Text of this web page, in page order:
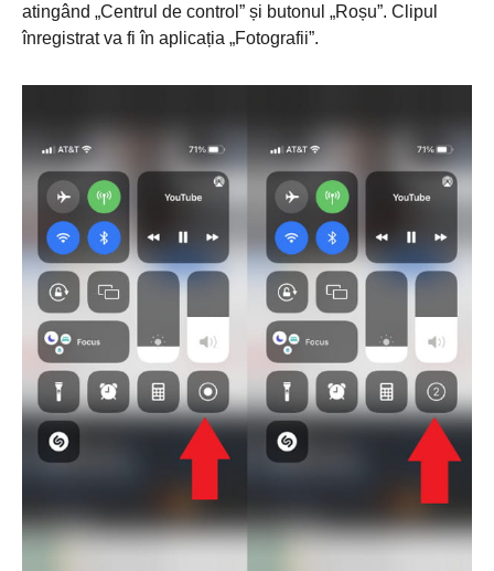
atingând „Centrul de control” și butonul „Roșu”. Clipul
înregistrat va fi în aplicația „Fotografii”.